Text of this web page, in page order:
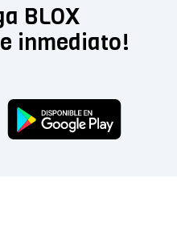
BLOX
inmediato!